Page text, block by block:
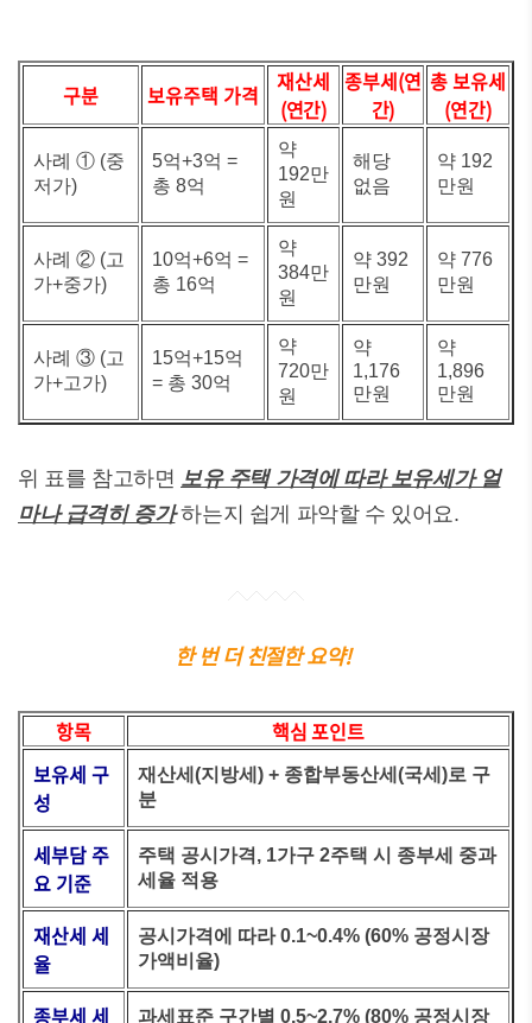
구분 보유주택 가격
재산세
(연간)
종부세(연
간)
총 보유세
(연간)
사례 ① (중
저가)
5억+3억 =
총 8억
약
192만
원
해당
없음
약 192
만원
사례 ② (고
가+중가)
10억+6억 =
총 16억
약
384만
원
약 392
만원
약 776
만원
사례 ③ (고
가+고가)
15억+15억
= 총 30억
약
720만
원
약
1,176
만원
약
1,896
만원
위 표를 참고하면 보유 주택 가격에 따라 보유세가 얼
마나 급격히 증가 하는지 쉽게 파악할 수 있어요.
한 번 더 친절한 요약!
항목
핵심 포인트
보유세 구
성
재산세(지방세) + 종합부동산세(국세)로 구
분
세부담 주
요 기준
주택 공시가격, 1가구 2주택 시 종부세 중과
세율 적용
재산세 세
율
공시가격에 따라 0.1~0.4% (60% 공정시장
가액비율)
종부세 세 과세표준 구간별 0.5~2.7% (80% 공정시장